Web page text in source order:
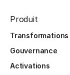
Produit
Transformations
Gouvernance
Activations